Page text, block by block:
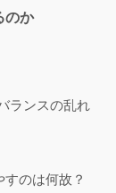
のか
ランスの乱れ
のは何故？